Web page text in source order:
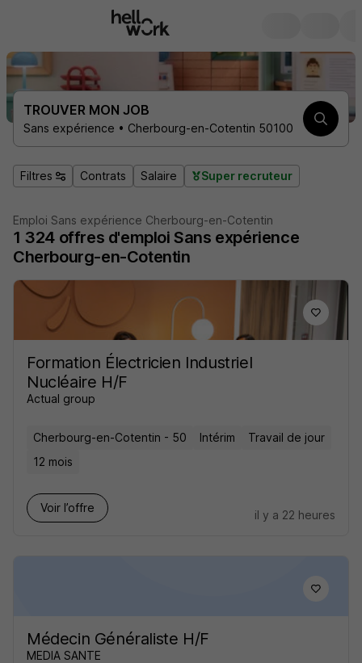
TROUVER MON JOB
Sans expérience • Cherbourg-en-Cotentin 50100
Filtres Contrats Salaire Super recruteur
Emploi Sans expérience Cherbourg-en-Cotentin
1 324 offres d'emploi Sans expérience
Cherbourg-en-Cotentin
Formation Électricien Industriel
Nucléaire H/F
Actual group
Cherbourg-en-Cotentin - 50 Intérim
Travail de jour
12 mois
Voir l’offre
il y a 22 heures
Médecin Généraliste H/F
MEDIA SANTE